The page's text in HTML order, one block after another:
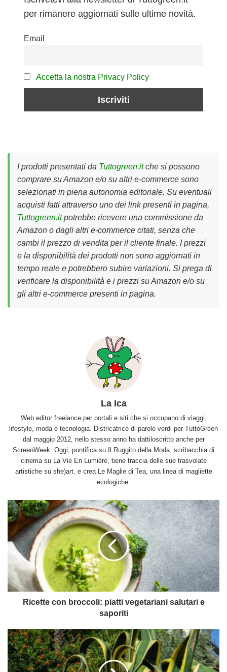
per rimanere aggiornati sulle ultime novità.
Email
Accetta la nostra Privacy Policy
I prodotti presentati da Tuttogreen.itche si possono
comprare su Amazon e/o su altri e-commerce sono
selezionati in piena autonomia editoriale. Su eventuali
acquisti fatti attraverso uno dei link presenti in pagina,
Tuttogreen.itpotrebbe ricevere una commissione da
Amazon o dagli altri e-commerce citati, senza che
cambi il prezzo di vendita per il cliente finale. I prezzi
e la disponibilità dei prodotti non sono aggiornati in
tempo reale e potrebbero subire variazioni. Si prega di
verificare la disponibilità e i prezzi su Amazon e/o su
gli altri e-commerce presenti in pagina.
La Ica
Web editor freelance per portali e siti che si occupano di viaggi,
lifestyle, moda e tecnologia. Districatrice di parole verdi per TuttoGreen
dal maggio 2012, nello stesso anno ha dattiloscritto anche per
ScreenWeek. Oggi, pontifica su Il Ruggito della Moda, scribacchia di
cinema su La Vie En Lumière, tiene traccia delle sue trasvolate
artistiche su she)art. e crea Le Maglie di Tea, una linea di magliette
ecologiche.
Ricette
con
broccoli:
piatti
vegetariani
salutari
saporiti
Ricette con broccoli: piatti vegetariani salutari e
saporiti
Agave:
un
genere
di